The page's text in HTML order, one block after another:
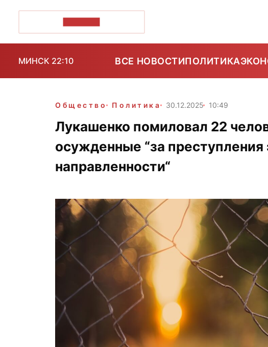
МИНСК 22:10 ВСЕ НОВОСТИПОЛИТИКА
Общество Политика 30.12.2025 10:49
Лукашенко помиловал 22
осужденные “за преступления
направленности“